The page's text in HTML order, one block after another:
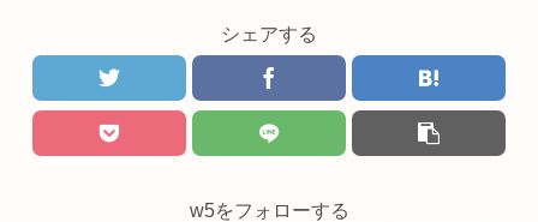
シェアする
w5をフォローする